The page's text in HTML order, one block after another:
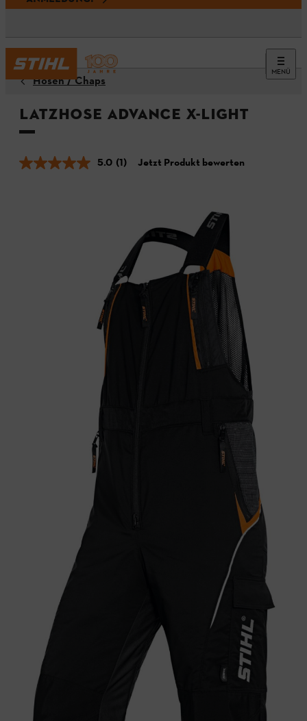
MENÜ
Hosen / Chaps
Latzhose ADVANCE X-LIGHT
5.0 (1) Jetzt Produkt bewerten